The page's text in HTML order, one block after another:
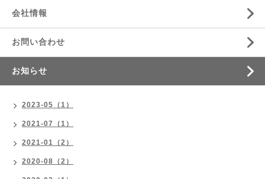
会社情報
お問い合わせ
お知らせ
2023-05（1）
2021-07（1）
2021-01（2）
2020-08（2）